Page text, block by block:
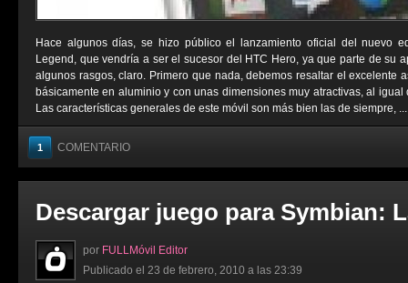
Hace algunos días, se hizo público el lanzamiento oficial del nuevo
Legend, que vendría a ser el sucesor del HTC Hero, ya que parte de su
algunos rasgos, claro. Primero que nada, debemos resaltar el excelente
básicamente en aluminio y con unas dimensiones muy atractivas, al
Las características generales de este móvil son más bien las de siempre, ...
1 COMENTARIO
Descargar juego para Symbian:
por FULLMóvil Editor
Publicado el 23 de febrero, 2010 a las 23:39